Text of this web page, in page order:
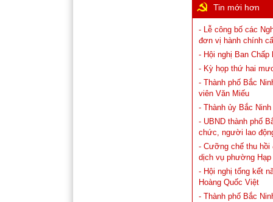
Tin mới hơn
- Lễ công bố các
đơn vị hành chính
- Hội nghị Ban Chấp
- Kỳ họp thứ hai
- Thành phố Bắc
viên Văn Miếu
- Thành ủy Bắc
- UBND thành phố
chức, người lao
- Cưỡng chế thu
dịch vụ phường Hạp
- Hội nghị tổng kết
Hoàng Quốc Việt
- Thành phố Bắc